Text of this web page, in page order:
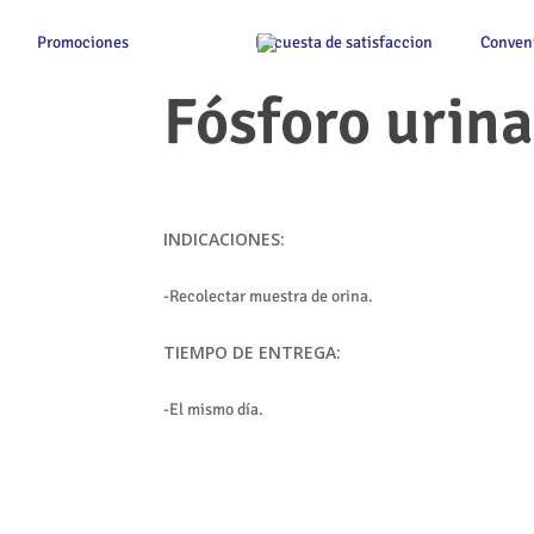
Promociones Encuesta de satisfaccion
Fósforo
INDICACIONES:
-Recolectar muestra de orina.
TIEMPO DE ENTREGA:
-El mismo día.